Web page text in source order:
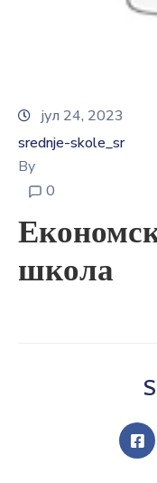
јул 24, 2023
srednje-skole_sr
By
0
школа